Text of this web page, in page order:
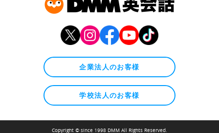
企業法人のお客様
学校法人のお客様
Copyright © since 1998 DMM All Rights Reserved.